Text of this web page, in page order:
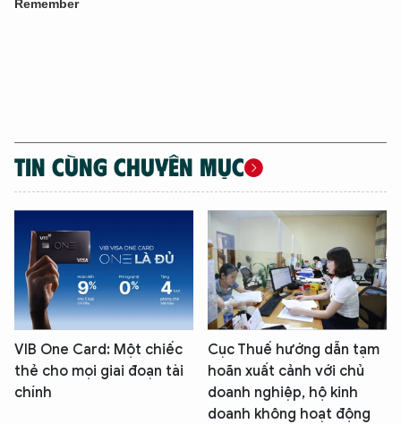
TIN CÙNG CHUYÊN MỤC
VIB One Card: Một chiếc
thẻ cho mọi giai đoạn tài
chính
Cục Thuế hướng dẫn tạm
hoãn xuất cảnh với chủ
doanh nghiệp, hộ kinh
doanh không hoạt động